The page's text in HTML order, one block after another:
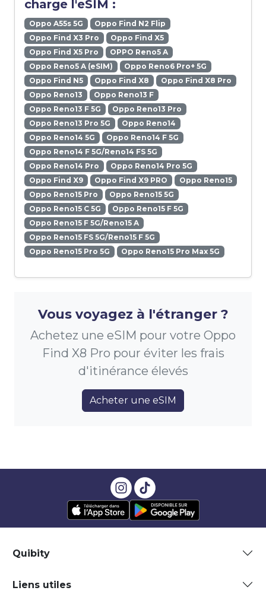
charge l'eSIM :
Oppo A55s 5G
Oppo Find N2 Flip
Oppo Find X3 Pro
Oppo Find X5
Oppo Find X5 Pro
OPPO Reno5 A
Oppo Reno5 A (eSIM)
Oppo Reno6 Pro+ 5G
Oppo Find N5
Oppo Find X8
Oppo Find X8 Pro
Oppo Reno13
Oppo Reno13 F
Oppo Reno13 F 5G
Oppo Reno13 Pro
Oppo Reno13 Pro 5G
Oppo Reno14
Oppo Reno14 5G
Oppo Reno14 F 5G
Oppo Reno14 F 5G/Reno14 FS 5G
Oppo Reno14 Pro
Oppo Reno14 Pro 5G
Oppo Find X9
Oppo Find X9 PRO
Oppo Reno15
Oppo Reno15 Pro
Oppo Reno15 5G
Oppo Reno15 C 5G
Oppo Reno15 F 5G
Oppo Reno15 F 5G/Reno15 A
Oppo Reno15 FS 5G/Reno15 F 5G
Oppo Reno15 Pro 5G
Oppo Reno15 Pro Max 5G
Vous voyagez à l'étranger ?
Achetez une eSIM pour votre Oppo
Find X8 Pro pour éviter les frais
d'itinérance élevés
Acheter une eSIM
Quibity
Liens utiles